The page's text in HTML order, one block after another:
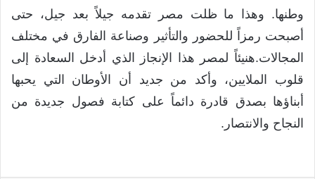
وطنها. وهذا ما ظلت مصر تقدمه جيلاً بعد جيل، حتى
أصبحت رمزاً للحضور والتأثير وصناعة الفارق في مختلف
المجالات.هنيئاً لمصر هذا الإنجاز الذي أدخل السعادة إلى
قلوب الملايين، وأكد من جديد أن الأوطان التي يحبها
أبناؤها بصدق قادرة دائماً على كتابة فصول جديدة من
النجاح والانتصار.